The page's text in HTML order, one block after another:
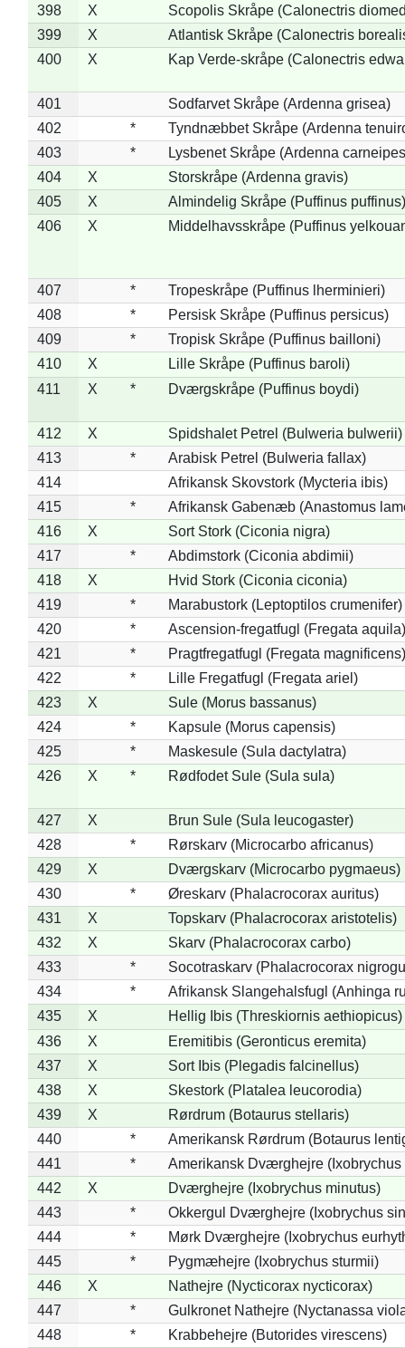
398
X
Scopolis Skråpe (Calonectris
399
X
Atlantisk Skråpe (Calonectris
400
X Kap Verde-skråpe (Calonectris
401
Sodfarvet Skråpe (Ardenna grisea)
402
*
Tyndnæbbet Skråpe (Ardenna
403
*
Lysbenet Skråpe (Ardenna
404
X
Storskråpe (Ardenna gravis)
405
X
Almindelig Skråpe (Puffinus puffinus)
406
X Middelhavsskråpe (Puffinus
407 *
Tropeskråpe (Puffinus lherminieri)
408
*
Persisk Skråpe (Puffinus persicus)
409
*
Tropisk Skråpe (Puffinus bailloni)
410
X
Lille Skråpe (Puffinus baroli)
411
X * Dværgskråpe (Puffinus boydi)
412 X
Spidshalet Petrel (Bulweria bulwerii)
413
*
Arabisk Petrel (Bulweria fallax)
414
Afrikansk Skovstork (Mycteria ibis)
415
*
Afrikansk Gabenæb (Anastomus
416
X
Sort Stork (Ciconia nigra)
417
*
Abdimstork (Ciconia abdimii)
418
X
Hvid Stork (Ciconia ciconia)
419
*
Marabustork (Leptoptilos crumenifer)
420
*
Ascension-fregatfugl (Fregata aquila)
421
*
Pragtfregatfugl (Fregata magnificens)
422
*
Lille Fregatfugl (Fregata ariel)
423
X
Sule (Morus bassanus)
424
*
Kapsule (Morus capensis)
425
*
Maskesule (Sula dactylatra)
426
X * Rødfodet Sule (Sula sula)
427 X
Brun Sule (Sula leucogaster)
428
*
Rørskarv (Microcarbo africanus)
429
X
Dværgskarv (Microcarbo pygmaeus)
430
*
Øreskarv (Phalacrocorax auritus)
431
X
Topskarv (Phalacrocorax aristotelis)
432
X
Skarv (Phalacrocorax carbo)
433
*
Socotraskarv (Phalacrocorax
434
*
Afrikansk Slangehalsfugl (Anhinga
435
X
Hellig Ibis (Threskiornis aethiopicus)
436
X
Eremitibis (Geronticus eremita)
437
X
Sort Ibis (Plegadis falcinellus)
438
X
Skestork (Platalea leucorodia)
439
X
Rørdrum (Botaurus stellaris)
440
*
Amerikansk Rørdrum (Botaurus
441
*
Amerikansk Dværghejre (Ixobrychus
442
X
Dværghejre (Ixobrychus minutus)
443
*
Okkergul Dværghejre (Ixobrychus
444
*
Mørk Dværghejre (Ixobrychus
445
*
Pygmæhejre (Ixobrychus sturmii)
446
X
Nathejre (Nycticorax nycticorax)
447
*
Gulkronet Nathejre (Nyctanassa
448
*
Krabbehejre (Butorides virescens)